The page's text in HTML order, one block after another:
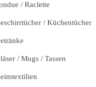
/ Raclette
/ Küchentücher
/ Mugs / Tassen